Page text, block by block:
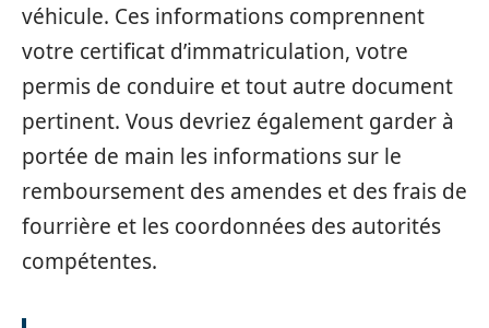
véhicule. Ces informations comprennent
votre certificat d’immatriculation, votre
permis de conduire et tout autre document
pertinent. Vous devriez également garder à
portée de main les informations sur le
remboursement des amendes et des frais de
fourrière et les coordonnées des autorités
compétentes.